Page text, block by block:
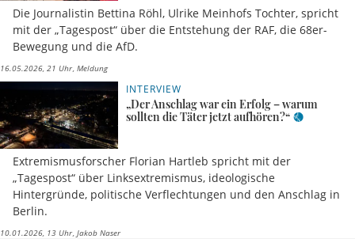
Die Journalistin Bettina Röhl, Ulrike Meinhofs Tochter, spricht
mit der „Tagespost“ über die Entstehung der RAF, die 68er-
Bewegung und die AfD.
16.05.2026, 21 Uhr Meldung
INTERVIEW
„Der Anschlag war ein Erfolg – warum
sollten die Täter jetzt aufhören?“
Extremismusforscher Florian Hartleb spricht mit der
„Tagespost“ über Linksextremismus, ideologische
Hintergründe, politische Verflechtungen und den Anschlag in
Berlin.
10.01.2026, 13 Uhr Jakob Naser